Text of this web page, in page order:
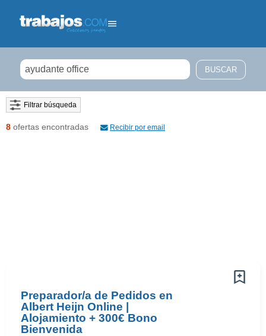
Filtrar búsqueda
8 ofertas encontradas Recibir por email
Preparador/a de Pedidos en
Albert Heijn Online |
Alojamiento + 300€ Bono
Bienvenida